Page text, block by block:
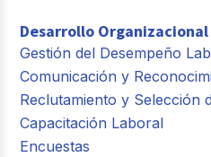
Desarrollo Organizacional
Gestión del Desempeño
Comunicación y
Reclutamiento y Selección
Capacitación Laboral
Encuestas